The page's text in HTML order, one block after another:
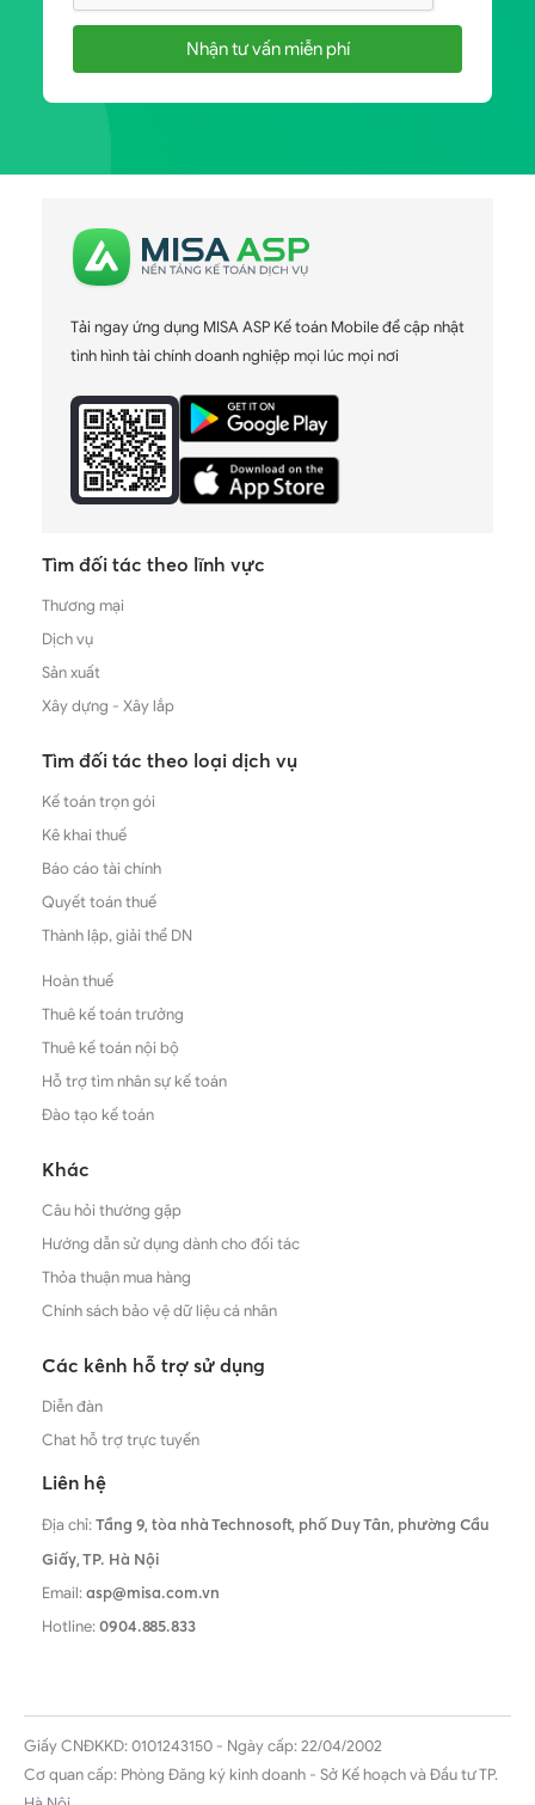
Nhận tư vấn miễn phí
Tải ngay ứng dụng MISA ASP Kế toán Mobile để cập nhật
tình hình tài chính doanh nghiệp mọi lúc mọi nơi
Tìm đối tác theo lĩnh vực
Thương mại
Dịch vụ
Sản xuất
Xây dựng - Xây lắp
Tìm đối tác theo loại dịch vụ
Kế toán trọn gói
Kê khai thuế
Báo cáo tài chính
Quyết toán thuế
Thành lập, giải thể DN
Hoàn thuế
Thuê kế toán trưởng
Thuê kế toán nội bộ
Hỗ trợ tìm nhân sự kế toán
Đào tạo kế toán
Khác
Câu hỏi thường gặp
Hướng dẫn sử dụng dành cho đối tác
Thỏa thuận mua hàng
Chính sách bảo vệ dữ liệu cá nhân
Các kênh hỗ trợ sử dụng
Diễn đàn
Chat hỗ trợ trực tuyến
Liên hệ
Địa chỉ:Tầng 9, tòa nhà Technosoft, phố Duy Tân, phường Cầu
Giấy,TP. Hà Nội
Email:asp@misa.com.vn
Hotline:0904.885.833
Giấy CNĐKKD: 0101243150 - Ngày cấp: 22/04/2002
Cơ quan cấp: Phòng Đăng ký kinh doanh - Sở Kế hoạch và Đầu tư TP.